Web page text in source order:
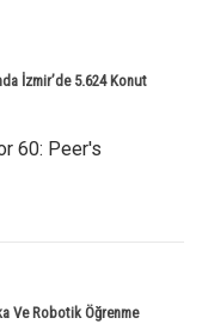
İzmir’de 5.624 Konut
60: Peer's
Ve Robotik Öğrenme